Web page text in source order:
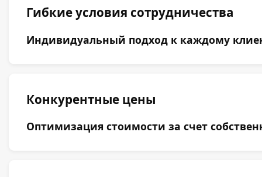
Гибкие условия сотрудничества
Индивидуальный подход к каждому
Конкурентные цены
Оптимизация стоимости за счет